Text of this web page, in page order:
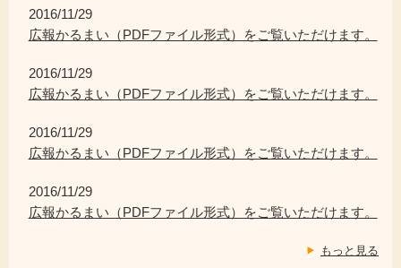
2016/11/29
広報かるまい（PDFファイル形式）をご覧いただけます。
2016/11/29
広報かるまい（PDFファイル形式）をご覧いただけます。
2016/11/29
広報かるまい（PDFファイル形式）をご覧いただけます。
2016/11/29
広報かるまい（PDFファイル形式）をご覧いただけます。
もっと見る